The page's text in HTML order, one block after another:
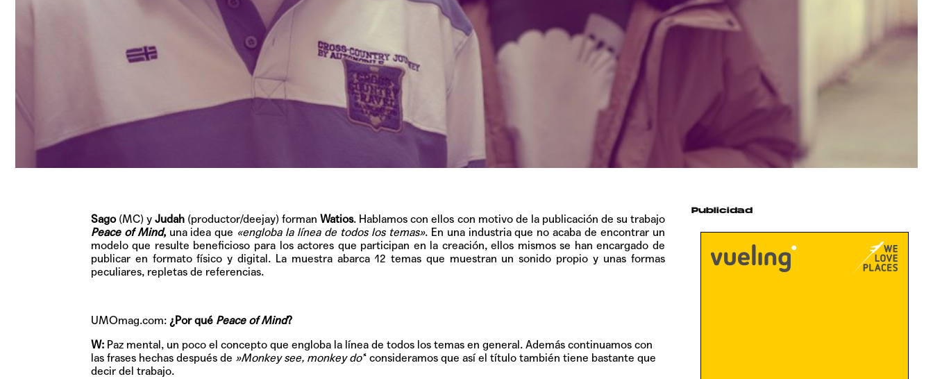
Sago(MC) yJudah (productor/deejay) formanWatios. Hablamos con ellos con motivo de la publicación de su trabajo
Peace of Mind,una idea que «engloba la línea de todos los temas». En una industria que no acaba de encontrar un
modelo que resulte beneficioso para los actores que participan en la creación, ellos mismos se han encargado de
publicar en formato físico y digital. La muestra abarca 12 temas que muestran un sonido propio y unas formas
peculiares, repletas de referencias.
UMOmag.com:¿Por qué Peace of Mind?
W: Paz mental, un poco el concepto que engloba la línea de todos los temas en general. Además continuamos con
las frases hechas después de »Monkey see, monkey do’‘ consideramos que así el título también tiene bastante que
decir del trabajo.
Publicidad